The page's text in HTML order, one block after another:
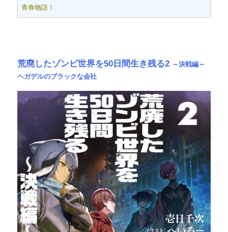
青春物語！
荒廃したゾンビ世界を50日間生き残る2 ～決戦編～
ヘガデルのブラックな会社